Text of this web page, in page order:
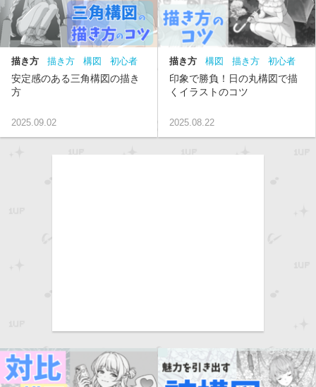
描き方 描き方 構図
初心者
初級
安定感のある三角構図の描き
方
2025.09.02
描き方 構図 描き方
初心者
中級
印象で勝負！日の丸構図で描
くイラストのコツ
2025.08.22